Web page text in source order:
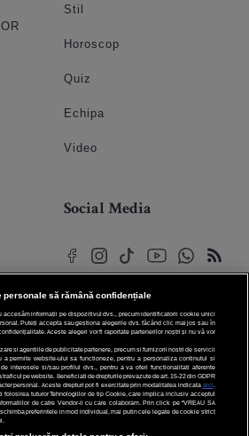
Stil
Horoscop
Quiz
Echipa
Video
Social Media
© 2026 Internet Corp SRL
Toate drepturile rezervate
personale să rămână confidențiale
accesăm informații pe dispozitivul dvs., precum identificatorii cookie unici
Puteți accepta sau gestiona alegerile dvs. făcând clic mai jos sau în
Aceste alegeri vor fi raportate partenerilor noștri și nu vă vor
si agentiile de publicitate partenere, precum si furnizorii nostri de servicii
a permite website-ului sa functioneze, pentru a personaliza continutul si
interesele si/sau profilul dvs., pentru a va oferi functionalitati aferente
pe website. Beneficiati de drepturile prevazute de art. 15-22 din GDPR
personal. Aceste drepturi pot fi exercitate prin modalitatea indicata aici
folosirea tuturor Tehnologiilor de tip Cookie, care implica inclusiv acceptul
de catre Vendor-ii cu care colaboram. Prin click pe “VREAU SA
schimba preferintele in mod individual, mai putin cele legate de cookie strict